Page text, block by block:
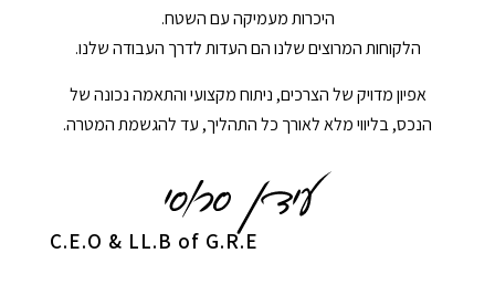
היכרות מעמיקה עם השטח.
הלקוחות המרוצים שלנו הם העדות לדרך העבודה שלנו.
אפיון מדויק של הצרכים, ניתוח מקצועי והתאמה נכונה של
הנכס, בליווי מלא לאורך כל התהליך, עד להגשמת המטרה.
C.E.O & LL.B of G.R.E